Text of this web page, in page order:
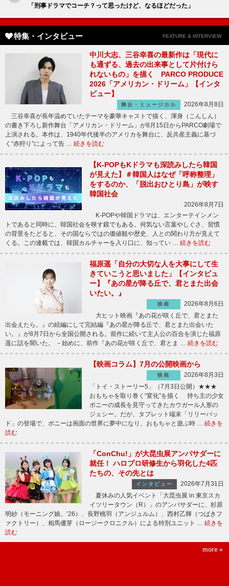
「刑事ドラマでコーチ？って思ったけど、なるほどだった」
特集・インタビュー FEATURE & INTERVIEW
中川大志、三谷幸喜の最新作は「現代に
も通ずる、過去の出来事として片付けら
れないもの」を描く PARCO PRODUCE
2026「アメリカン・ドリーム」【インタ
ビュー】
舞台・ミュージカル
2026年8月8日
三谷幸喜が長年温めていたテーマを豪華キャストで描く、渾身（こんしん）
の書き下ろし新作舞台「アメリカン・ドリーム」が8月15日からPARCO劇場で
上演される。本作は、1940年代後半のアメリカを舞台に、反共産主義に基づ
く“赤狩り”によって告 … 続きを読む
【K-POPもKドラマも深読みしたら韓国
が見えた】＃韓国人はなぜ「呼称整理」
をするのか、「脱出おひとり島」が映す
韓国社会
2026年8月7日
K-POPや韓国ドラマは、エンターテインメン
トであると同時に、韓国社会を映す鏡でもある。何気ない言葉やしぐさ、習慣
の背景をたどると、その国ならではの価値観や歴史、人との関わり方が見えて
くる。この連載では、韓国カルチャーを入り口に、知ってい … 続きを読む
福原遥「自分の大切な人を大事にして生
きていこうと思いました」【インタビュ
ー】『あの星が降る丘で、君とまた出会
いたい。』
映画
2026年8月6日
大ヒット映画『あの花が咲く丘で、君とまた
出会えたら。』の続編にして完結編『あの星が降る丘で、君とまた出会いた
い。』が8月7日から全国公開される。前作に続いて主人公の百合を演じた福原
遥に話を聞いた。 －始めに、前作『あの花が咲く丘で、君とま … 続きを読む
【映画コラム】7月の公開映画から
映画
2026年8月3日
「トイ・ストーリー5」（7月3日公開）★★★
おもちゃを取り巻く“変化”を描く 持ち主の少女
ボニーの成長を見守ってきたカウガール人形の
ジェシー。だが、タブレット端末「リリーパッ
ド」の登場で、ボニーは画面の世界に夢中になり、おもちゃと遊ぶ時 … 続きを
読む
「ConChu!」が大昆虫展アンバサダーに
就任！ ハロプロ研修生から羽化した4匹
たちの、その先とは
インタビュー
2026年7月31日
夏休みの人気イベント「大昆虫展 in 東京スカ
イツリータウン（R）」のアンバサダーに、杉原
明紗（モーニング娘。’26）、長野桃羽（アンジュルム）、西村乙輝（つばきフ
ァクトリー）、相馬優芽（ロージークロニクル）による特別ユニット … 続きを
読む
more »